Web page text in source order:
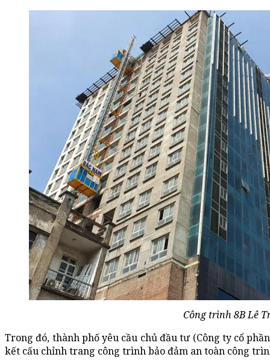
Công trình 8B Lê
Trong đó, thành phố yêu cầu chủ đầu tư (Công ty cổ
kết cấu chỉnh trang công trình bảo đảm an toàn công